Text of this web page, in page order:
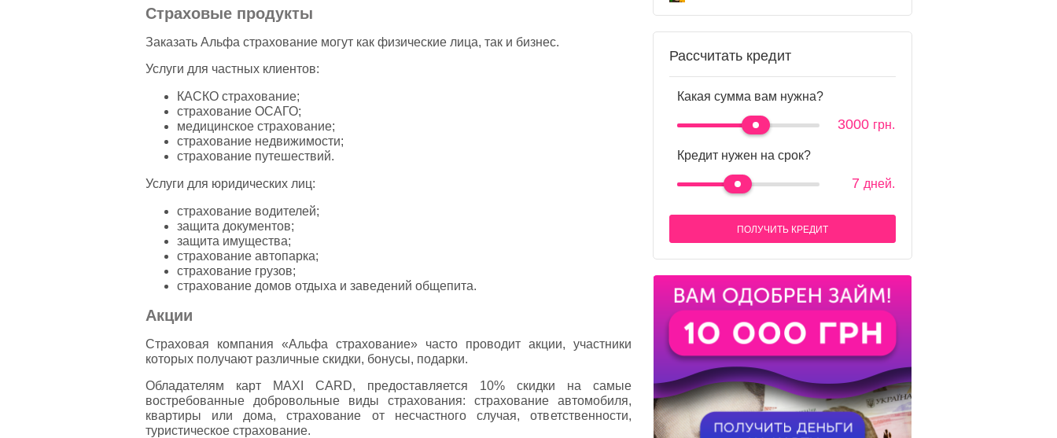
Страховые продукты
Заказать Альфа страхование могут как физические лица, так и бизнес.
Услуги для частных клиентов:
КАСКО страхование;
страхование ОСАГО;
медицинское страхование;
страхование недвижимости;
страхование путешествий.
Услуги для юридических лиц:
страхование водителей;
защита документов;
защита имущества;
страхование автопарка;
страхование грузов;
страхование домов отдыха и заведений общепита.
Акции
Страховая компания «Альфа страхование» часто проводит акции, участники
которых получают различные скидки, бонусы, подарки.
Обладателям карт MAXI CARD, предоставляется 10% скидки на самые
востребованные добровольные виды страхования: страхование автомобиля,
квартиры или дома, страхование от несчастного случая, ответственности,
туристическое страхование.
Рассчитать кредит
Какая сумма вам нужна?
3000 грн.
Кредит нужен на срок?
7 дней.
ПОЛУЧИТЬ КРЕДИТ